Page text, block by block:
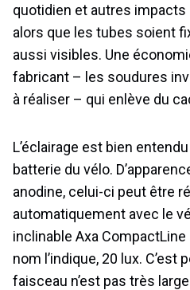
quotidien et autres impacts
alors que les tubes soient
aussi visibles. Une
fabricant – les soudures
à réaliser – qui enlève du
L’éclairage est bien
batterie du vélo.
anodine, celui-ci peut être
automatiquement avec le
inclinable Axa
nom l’indique, 20 lux. C’est
faisceau n’est pas très